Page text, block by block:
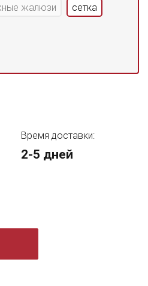
жалюзи сетка
Время доставки:
2-5 дней